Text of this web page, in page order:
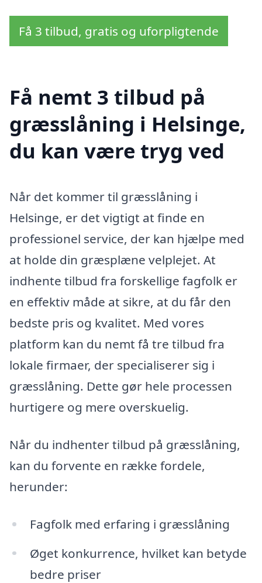
Få 3 tilbud, gratis og uforpligtende
Få nemt 3 tilbud på
græsslåning i Helsinge,
du kan være tryg ved
Når det kommer til græsslåning i
Helsinge, er det vigtigt at finde en
professionel service, der kan hjælpe med
at holde din græsplæne velplejet. At
indhente tilbud fra forskellige fagfolk er
en effektiv måde at sikre, at du får den
bedste pris og kvalitet. Med vores
platform kan du nemt få tre tilbud fra
lokale firmaer, der specialiserer sig i
græsslåning. Dette gør hele processen
hurtigere og mere overskuelig.
Når du indhenter tilbud på græsslåning,
kan du forvente en række fordele,
herunder:
Fagfolk med erfaring i græsslåning
Øget konkurrence, hvilket kan betyde
bedre priser